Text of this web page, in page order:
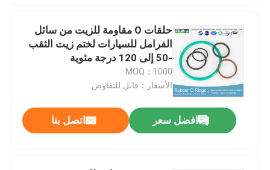
حلقات سيليكون يا
حلقات EPDM
وولفورم سيلز
حلقات O مقاومة للزيت من سائل
الفرامل للسيارات لختم زيت الثقب
-50 إلى 120 درجة مئوية
MOQ：1000
الأسعار：قابل للتفاوض
افضل سعر اتصل بنا